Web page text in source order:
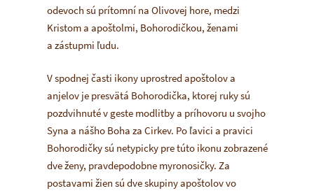
odevoch sú prítomní na Olivovej hore, medzi
Kristom a apoštolmi, Bohorodičkou, ženami
a zástupmi ľudu.
V spodnej časti ikony uprostred apoštolov a
anjelov je presvätá Bohorodička, ktorej ruky sú
pozdvihnuté v geste modlitby a príhovoru u svojho
Syna a nášho Boha za Cirkev. Po ľavici a pravici
Bohorodičky sú netypicky pre túto ikonu zobrazené
dve ženy, pravdepodobne myronosičky. Za
postavami žien sú dve skupiny apoštolov vo